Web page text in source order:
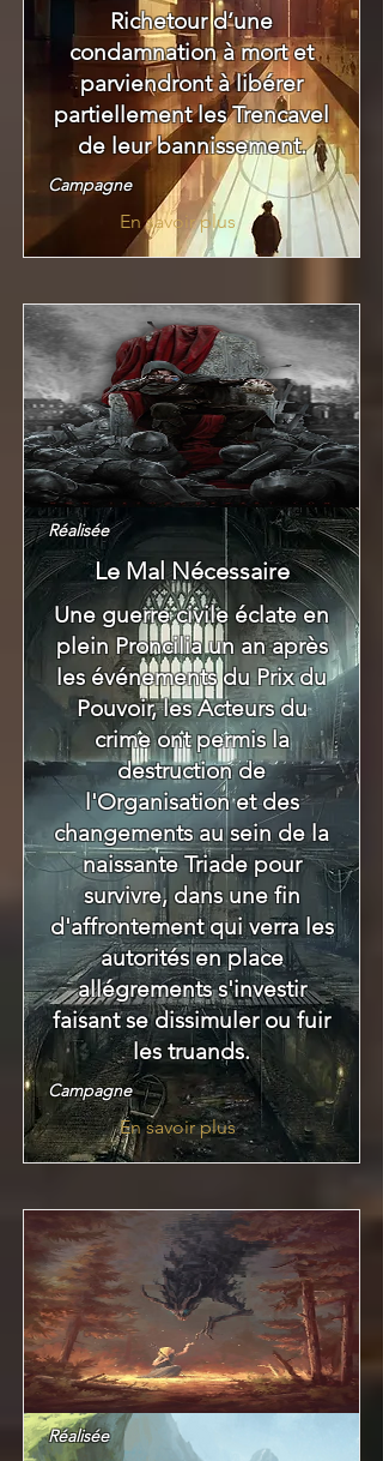
Richetour d’une
condamnation à mort et
parviendront à libérer
partiellement les Trencavel
de leur bannissement.
Campagne
En savoir plus
Réalisée
Le Mal Nécessaire
Une guerre civile éclate en
plein Proncilia un an après
les événements du Prix du
Pouvoir, les Acteurs du
crime ont permis la
destruction de
l'Organisation et des
changements au sein de la
naissante Triade pour
survivre, dans une fin
d'affrontement qui verra les
autorités en place
allégrements s'investir
faisant se dissimuler ou fuir
les truands.
Campagne
En savoir plus
Réalisée